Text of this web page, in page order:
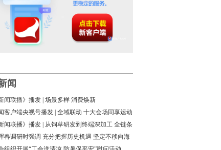
闻
闻联播》播发 | 场景多样 消费焕新
客户端央视号播发 | 全域联动 十大会场同享运动
闻联播》播发 | 从饲草研发到终端深加工 全链条
特色畜牧发展新路径
春调研时强调 充分把握历史机遇 坚定不移向海